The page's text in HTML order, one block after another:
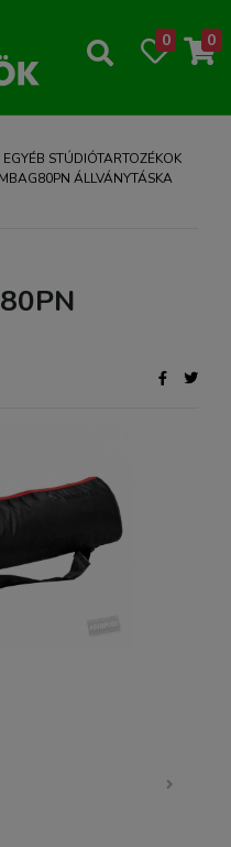
0 0
EGYÉB STÚDIÓTARTOZÉKOK
ÁLLVÁNYTÁSKA